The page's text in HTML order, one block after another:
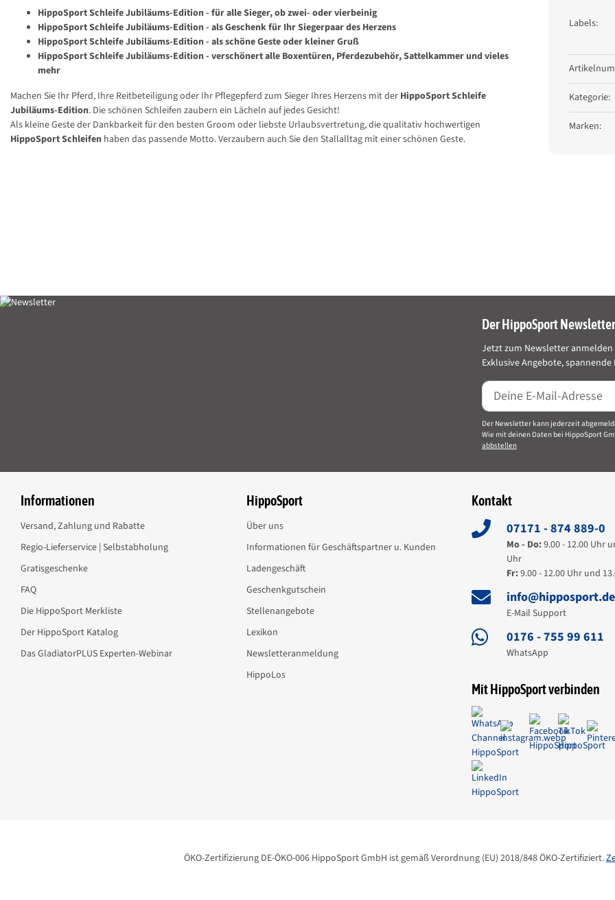
HippoSport Schleife Jubiläums-Edition - für alle Sieger, ob zwei- oder vierbeinig
HippoSport Schleife Jubiläums-Edition - als Geschenk für Ihr Siegerpaar des Herzens
HippoSport Schleife Jubiläums-Edition - als schöne Geste oder kleiner Gruß
HippoSport Schleife Jubiläums-Edition - verschönert alle Boxentüren, Pferdezubehör, Sattelkammer und vieles
mehr
Machen Sie Ihr Pferd, Ihre Reitbeteiligung oder Ihr Pflegepferd zum Sieger Ihres Herzens mit der HippoSport Schleife
Jubiläums-Edition. Die schönen Schleifen zaubern ein Lächeln auf jedes Gesicht!
Als kleine Geste der Dankbarkeit für den besten Groom oder liebste Urlaubsvertretung, die qualitativ hochwertigen
HippoSport Schleifen haben das passende Motto. Verzaubern auch Sie den Stallalltag mit einer schönen Geste.
Wert
Labels:
Kategorie:
Marken:
Der HippoSport Newsletter
Jetzt zum Newsletter
Exklusive Angebote,
Der Newsletter kann jederzeit
Wie mit deinen Daten bei HippoSport
abbstellen
Informationen
Versand, Zahlung und Rabatte
Regio-Lieferservice | Selbstabholung
Gratisgeschenke
FAQ
Die HippoSport Merkliste
Der HippoSport Katalog
Das GladiatorPLUS Experten-Webinar
HippoSport
Über uns
Informationen für Geschäftspartner u. Kunden
Ladengeschäft
Geschenkgutschein
Stellenangebote
Lexikon
Newsletteranmeldung
HippoLos
Kontakt
07171 - 874 889-0
Mo - Do:9.00 - 12.00 Uhr
Uhr
Fr:9.00 - 12.00 Uhr und
info@hipposport.de
E-Mail Support
0176 - 755 99 611
WhatsApp
Mit HippoSport verbinden
ÖKO-Zertifizierung DE-ÖKO-006 HippoSport GmbH ist gemäß Verordnung (EU) 2018/848 ÖKO-Zertifiziert.